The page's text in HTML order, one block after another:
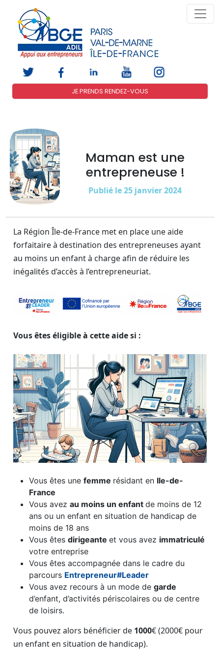
JE PRENDS RENDEZ-VOUS
Maman est une
entrepreneuse !
Publié le 25 janvier 2024
La Région Île-de-France met en place une aide
forfaitaire à destination des entrepreneuses ayant
au moins un enfant à charge afin de réduire les
inégalités d’accès à l’entrepreneuriat.
Vous êtes éligible à cette aide si :
Vous êtes une femme résidant en Ile-de-
France
Vous avez au moins un enfant de moins de 12
ans ou un enfant en situation de handicap de
moins de 18 ans
Vous êtes dirigeante et vous avez immatriculé
votre entreprise
Vous êtes accompagnée dans le cadre du
parcours Entrepreneur#Leader
Vous avez recours à un mode de garde
d’enfant, d’activités périscolaires ou de centre
de loisirs.
Vous pouvez alors bénéficier de 1000€ (2000€ pour
un enfant en situation de handicap).